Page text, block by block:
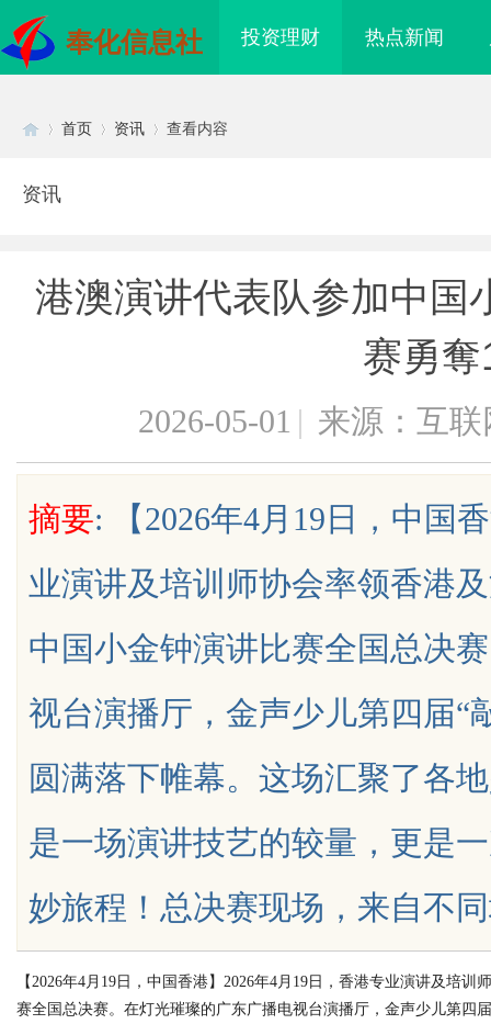
奉化信息社 投资理财 热点新闻
首页 资讯 查看内容
资讯
港澳演讲代表队参加中国
赛勇
2026-05-01 | 来源：互联
摘要: 【2026年4月19日，中国
业演讲及培训师协会率领香港
中国小金钟演讲比赛全国总决
视台演播厅，金声少儿第四届“
圆满落下帷幕。这场汇聚了各
是一场演讲技艺的较量，更是
妙旅程！总决赛现场，来自不
【2026年4月19日，中国香港】2026年4月19日，香港专业演讲及培
赛全国总决赛。在灯光璀璨的广东广播电视台演播厅，金声少儿第四
你整张脸的点睛之
的气质加分项